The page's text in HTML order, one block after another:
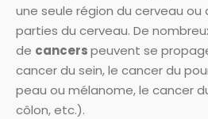
une seule région du cerveau
parties du cerveau. De
de cancerspeuvent se
cancer du sein, le cancer du
peau ou mélanome, le cancer
côlon, etc.).